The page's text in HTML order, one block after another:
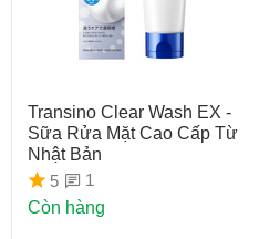
Transino Clear Wash EX -
Sữa Rửa Mặt Cao Cấp Từ
Nhật Bản
5
1
Còn hàng